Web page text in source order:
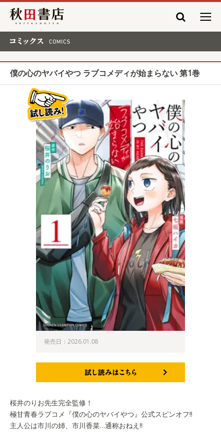
秋田書店
僕の心のヤバイやつ ラブコメディが始まらない 第1巻
発売日：2026.01.08
桜井のりお先生完全監修！
極甘青春ラブコメ『僕の心のヤバイやつ』公式スピンオフ!!
主人公は市川の姉、市川香菜…通称おねえ!!